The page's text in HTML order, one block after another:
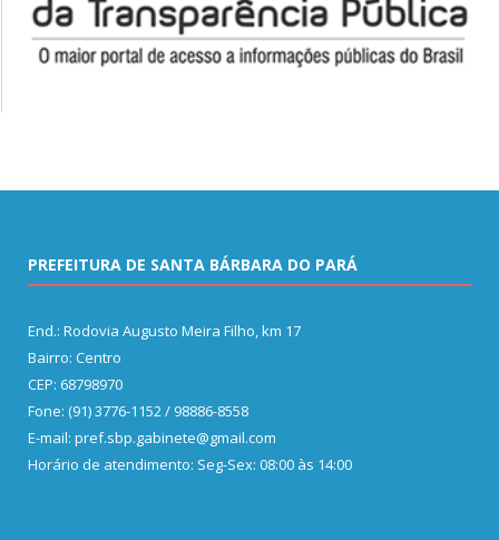
PREFEITURA DE SANTA BÁRBARA DO PARÁ
End.: Rodovia Augusto Meira Filho, km 17
Bairro: Centro
CEP: 68798970
Fone: (91) 3776-1152 / 98886-8558
E-mail: pref.sbp.gabinete@gmail.com
Horário de atendimento: Seg-Sex: 08:00 às 14:00